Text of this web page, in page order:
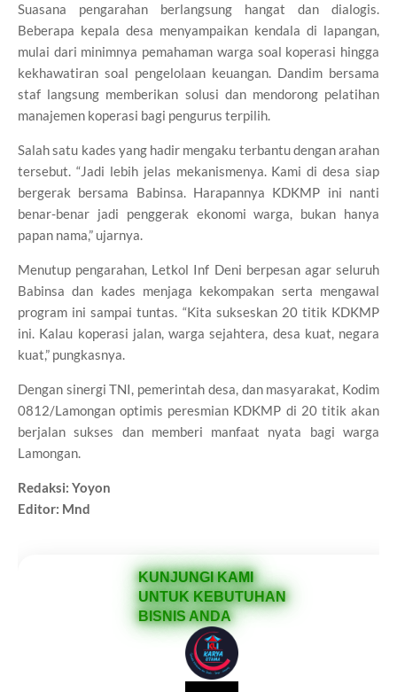
Suasana pengarahan berlangsung hangat dan dialogis.
Beberapa kepala desa menyampaikan kendala di lapangan,
mulai dari minimnya pemahaman warga soal koperasi hingga
kekhawatiran soal pengelolaan keuangan. Dandim bersama
staf langsung memberikan solusi dan mendorong pelatihan
manajemen koperasi bagi pengurus terpilih.
Salah satu kades yang hadir mengaku terbantu dengan arahan
tersebut. “Jadi lebih jelas mekanismenya. Kami di desa siap
bergerak bersama Babinsa. Harapannya KDKMP ini nanti
benar-benar jadi penggerak ekonomi warga, bukan hanya
papan nama,” ujarnya.
Menutup pengarahan, Letkol Inf Deni berpesan agar seluruh
Babinsa dan kades menjaga kekompakan serta mengawal
program ini sampai tuntas. “Kita sukseskan 20 titik KDKMP
ini. Kalau koperasi jalan, warga sejahtera, desa kuat, negara
kuat,” pungkasnya.
Dengan sinergi TNI, pemerintah desa, dan masyarakat, Kodim
0812/Lamongan optimis peresmian KDKMP di 20 titik akan
berjalan sukses dan memberi manfaat nyata bagi warga
Lamongan.
Redaksi: Yoyon
Editor: Mnd
KUNJUNGI KAMI
UNTUK KEBUTUHAN
BISNIS ANDA